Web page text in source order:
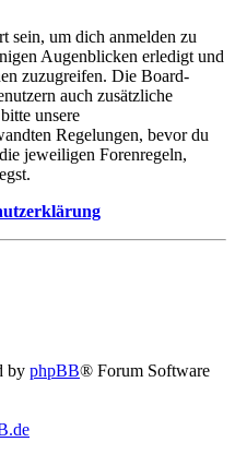
sein, um dich anmelden zu
Augenblicken erledigt und
zuzugreifen. Die Board-
auch zusätzliche
unsere
Regelungen, bevor du
jeweiligen Forenregeln,
by phpBB® Forum Software